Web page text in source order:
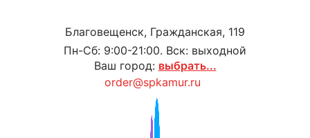
Благовещенск, Гражданская, 119
Пн-Сб: 9:00-21:00. Вск: выходной
Ваш город: выбрать...
order@spkamur.ru